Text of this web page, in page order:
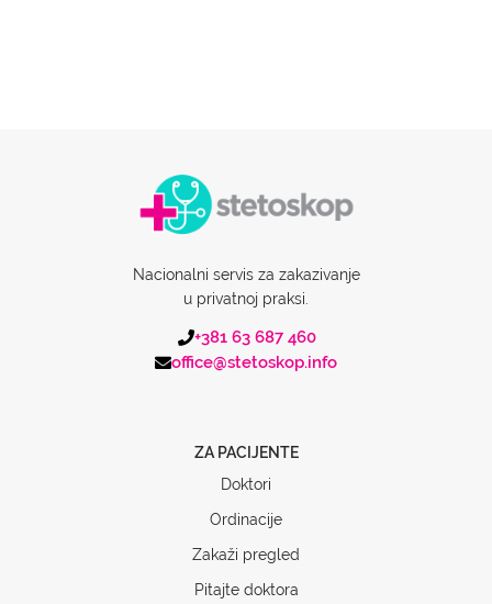
Nacionalni servis za zakazivanje
u privatnoj praksi.
+381 63 687 460
office@stetoskop.info
ZA PACIJENTE
Doktori
Ordinacije
Zakaži pregled
Pitajte doktora